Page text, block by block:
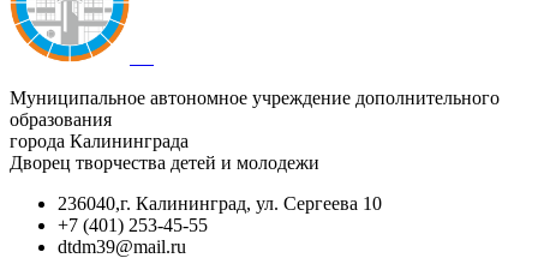
Муниципальное автономное учреждение дополнительного
образования
города Калининграда
Дворец творчества детей и молодежи
236040,г. Калининград, ул. Сергеева 10
+7 (401) 253-45-55
dtdm39@mail.ru